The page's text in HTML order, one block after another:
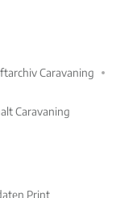
Caravaning
Caravaning
Print